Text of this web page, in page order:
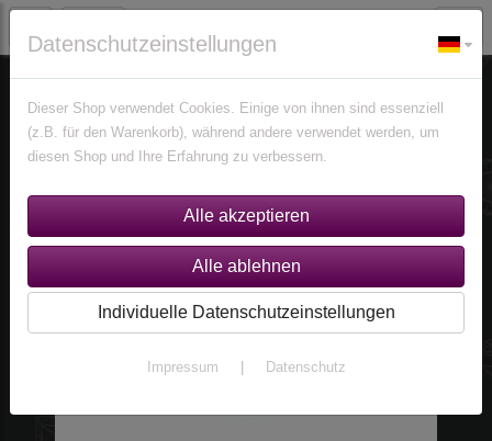
Edelsteine Kunzite
Datenschutzeinstellungen
Dieser Shop verwendet Cookies. Einige von ihnen sind essenziell
(z.B. für den Warenkorb), während andere verwendet werden, um
diesen Shop und Ihre Erfahrung zu verbessern.
Individuelle Datenschutzeinstellungen
Impressum Datenschutz